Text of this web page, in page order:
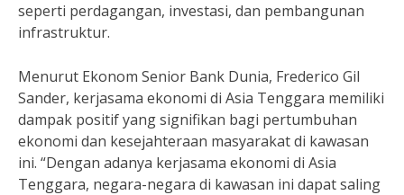
seperti perdagangan, investasi, dan pembangunan
infrastruktur.
Menurut Ekonom Senior Bank Dunia, Frederico Gil
Sander, kerjasama ekonomi di Asia Tenggara memiliki
dampak positif yang signifikan bagi pertumbuhan
ekonomi dan kesejahteraan masyarakat di kawasan
ini. “Dengan adanya kerjasama ekonomi di Asia
Tenggara, negara-negara di kawasan ini dapat saling